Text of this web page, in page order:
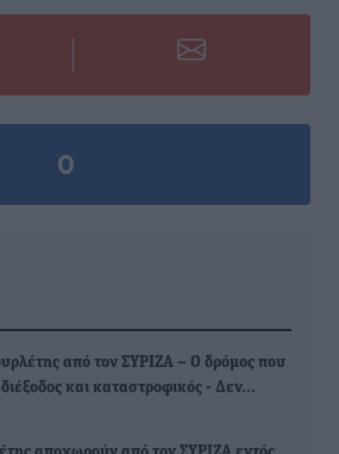
0
από τον ΣΥΡΙΖΑ – Ο δρόμος που
και καταστροφικός - Δεν…